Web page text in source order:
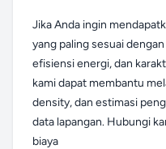
Jika Anda ingin
yang paling sesuai
efisiensi energi, dan
kami dapat membantu
density, dan estimasi
data lapangan. Hubungi
biaya